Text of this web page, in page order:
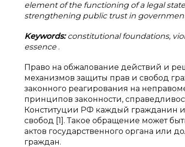
element of the functioning of a legal
strengthening public trust in
Keywords:constitutional foundations,
essence .
Право на обжалование действий и
механизмов защиты прав и свобод
законного реагирования на
принципов законности,
Конституции РФ каждый гражданин
свобод [1]. Такое обращение может
актов государственного органа или
граждан.